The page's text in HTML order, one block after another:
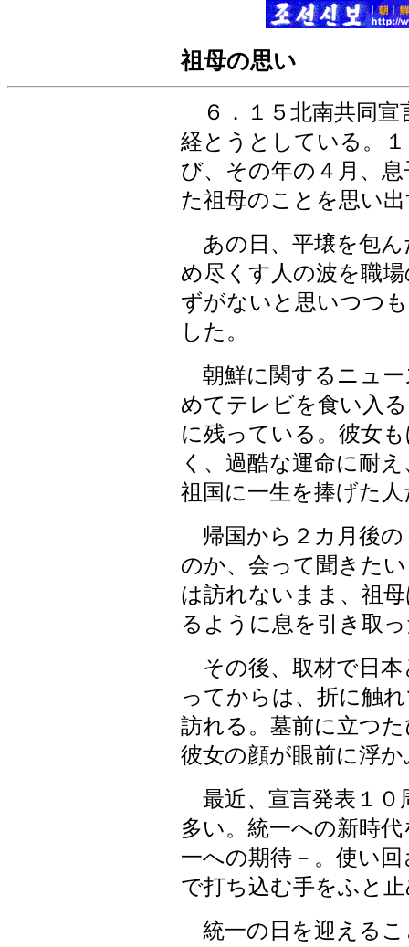
祖母の思い
６．１５北南共同宣
経とうとしている。
び、その年の４月、
た祖母のことを思い
あの日、平壌を包ん
め尽くす人の波を職
ずがないと思いつつ
した。
朝鮮に関するニュー
めてテレビを食い入
に残っている。彼女
く、過酷な運命に耐
祖国に一生を捧げた
帰国から２カ月後の
のか、会って聞きた
は訪れないまま、祖
るように息を引き取
その後、取材で日本
ってからは、折に触
訪れる。墓前に立つ
彼女の顔が眼前に浮か
最近、宣言発表１０
多い。統一への新時
一への期待－。使い
で打ち込む手をふと
統一の日を迎えるこ